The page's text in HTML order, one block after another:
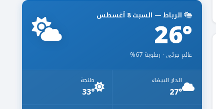
الرباط — السبت 8 أغسطس
26°
غائم جزئي · رطوبة 67%
الدار البيضاء
27°
طنجة
33°